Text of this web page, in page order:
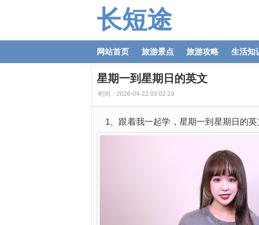
长短途
网站首页 旅游景点 旅游攻略 生活知
星期一到星期日的英文
时间：2026-04-22 03:02:19
1、跟着我一起学，星期一到星期日的